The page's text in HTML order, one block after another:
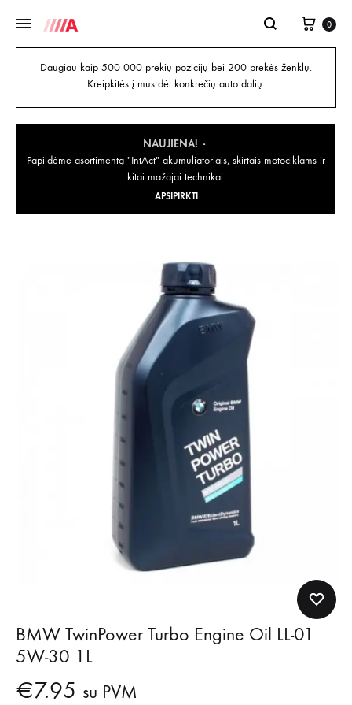
0
Daugiau kaip 500 000 prekių pozicijų bei 200 prekės ženklų.
Kreipkitės į mus dėl konkrečių auto dalių.
NAUJIENA!
Papildėme asortimentą "IntAct" akumuliatoriais, skirtais motociklams ir
kitai mažajai technikai.
APSIPIRKTI
BMW TwinPower Turbo Engine Oil LL-01
5W-30 1L
€7.95 su PVM